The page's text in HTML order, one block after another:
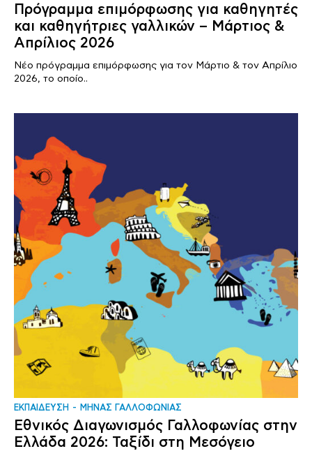
Πρόγραμμα επιμόρφωσης για καθηγητές
και καθηγήτριες γαλλικών – Μάρτιος &
Απρίλιος 2026
Νέο πρόγραμμα επιμόρφωσης για τον Μάρτιο & τον Απρίλιο
2026, το οποίο..
ΕΚΠΑΙΔΕΥΣΗ ΜΗΝΑΣ ΓΑΛΛΟΦΩΝΙΑΣ
Εθνικός Διαγωνισμός Γαλλοφωνίας στην
Ελλάδα 2026: Ταξίδι στη Μεσόγειο